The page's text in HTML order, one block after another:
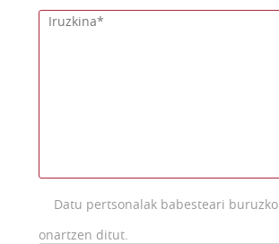
Datu pertsonalak babesteari buruzko
onartzen ditut.